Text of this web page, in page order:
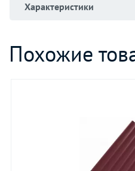
Характеристики
Похожие